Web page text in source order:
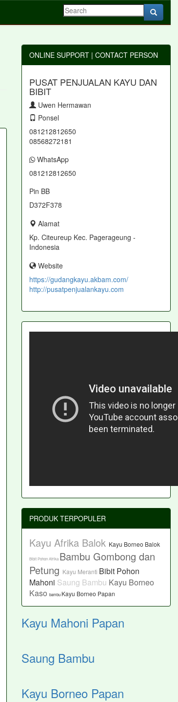
ONLINE SUPPORT | CONTACT PERSON
PUSAT PENJUALAN KAYU DAN
BIBIT
Uwen Hermawan
Ponsel
081212812650
08568272181
WhatsApp
081212812650
Pin BB
D372F378
Alamat
Kp. Citeureup Kec. Pagerageung -
Indonesia
Website
https://gudangkayu.akbam.com/
http://pusatpenjualankayu.com
PRODUK TERPOPULER
Kayu Afrika Balok Kayu Borneo Balok
Bibit Pohon Afrika Bambu Gombong dan
Petung Kayu Meranti Bibit Pohon
Mahoni Saung Bambu Kayu Borneo
Kaso bambu Kayu Borneo Papan
Kayu Mahoni Papan
Saung Bambu
Kayu Borneo Papan